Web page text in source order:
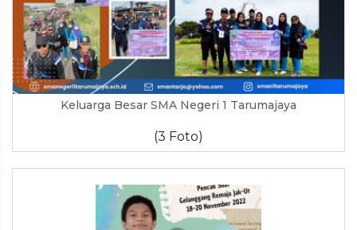
Keluarga Besar SMA Negeri 1 Tarumajaya
(3 Foto)